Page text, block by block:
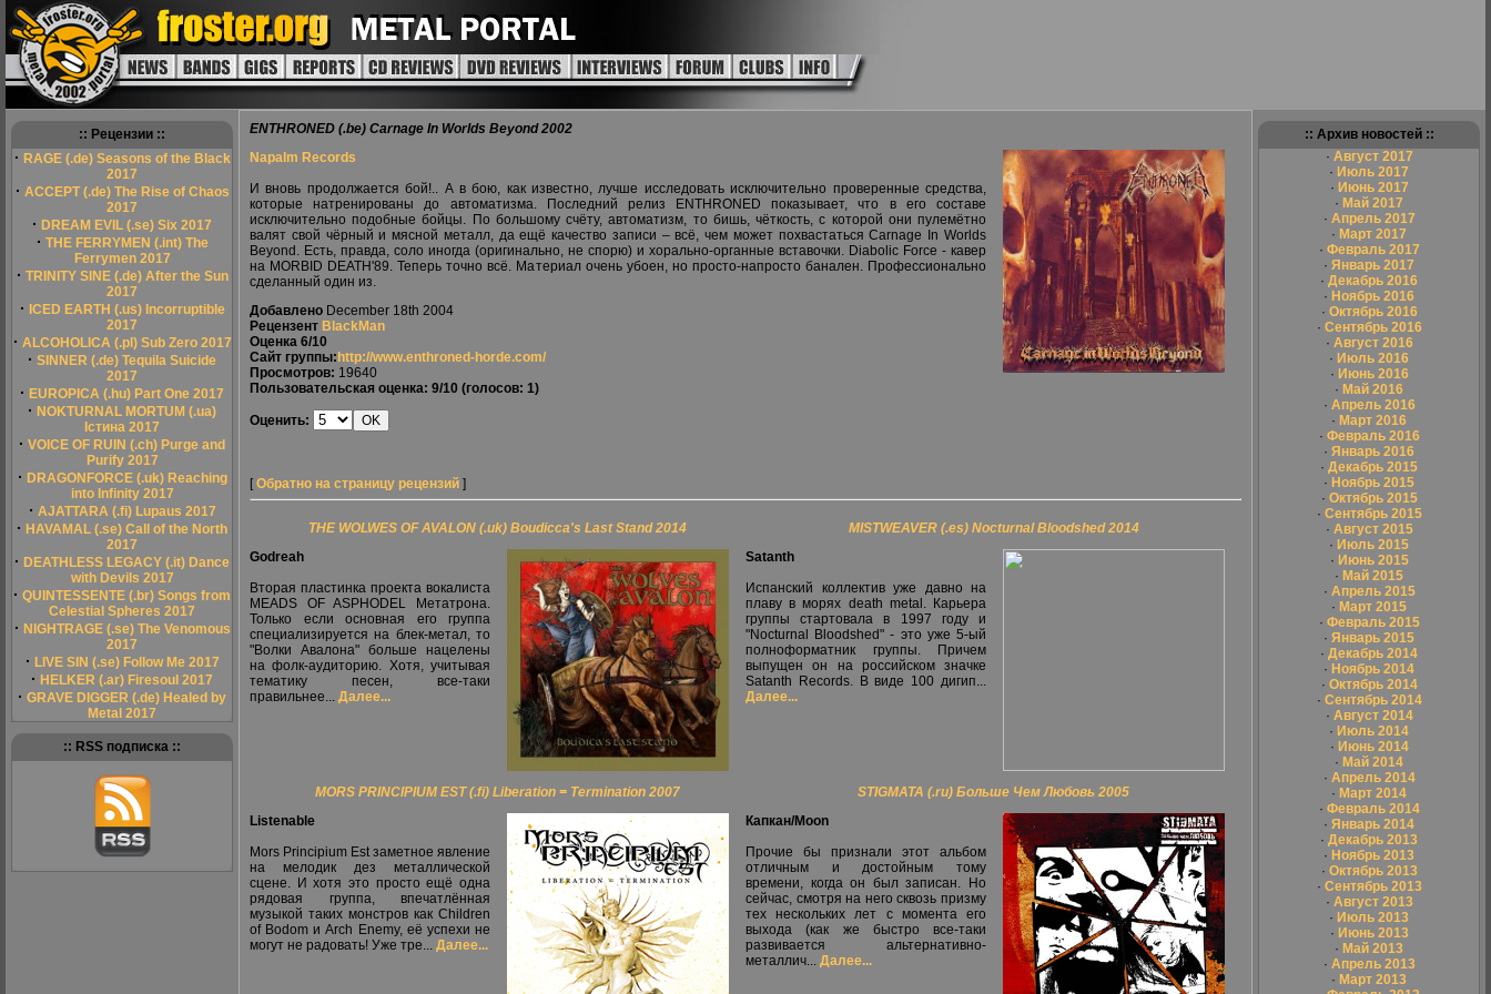
:: Рецензии ::
· RAGE (.de) Seasons of the Black
2017
· ACCEPT (.de) The Rise of Chaos
2017
· DREAM EVIL (.se) Six 2017
· THE FERRYMEN (.int) The
Ferrymen 2017
· TRINITY SINE (.de) After the Sun
2017
· ICED EARTH (.us) Incorruptible
2017
· ALCOHOLICA (.pl) Sub Zero 2017
· SINNER (.de) Tequila Suicide
2017
· EUROPICA (.hu) Part One 2017
· NOKTURNAL MORTUM (.ua)
Істина 2017
· VOICE OF RUIN (.ch) Purge and
Purify 2017
· DRAGONFORCE (.uk) Reaching
into Infinity 2017
· AJATTARA (.fi) Lupaus 2017
· HAVAMAL (.se) Call of the North
2017
· DEATHLESS LEGACY (.it) Dance
with Devils 2017
· QUINTESSENTE (.br) Songs from
Celestial Spheres 2017
· NIGHTRAGE (.se) The Venomous
2017
· LIVE SIN (.se) Follow Me 2017
· HELKER (.ar) Firesoul 2017
· GRAVE DIGGER (.de) Healed by
Metal 2017
:: RSS подписка ::
ENTHRONED (.be) Carnage In Worlds Beyond 2002
Napalm Records
И вновь продолжается бой!.. А в бою, как известно, лучше исследовать исключительно проверенные средства,
которые натренированы до автоматизма. Последний релиз ENTHRONED показывает, что в его составе
исключительно подобные бойцы. По большому счёту, автоматизм, то бишь, чёткость, с которой они пулемётно
валят свой чёрный и мясной металл, да ещё качество записи – всё, чем может похвастаться Carnage In Worlds
Beyond. Есть, правда, соло иногда (оригинально, не спорю) и хорально-органные вставочки. Diabolic Force - кавер
на MORBID DEATH'89. Теперь точно всё. Материал очень убоен, но просто-напросто банален. Профессионально
сделанный один из.
Добавлено December 18th 2004
Рецензент BlackMan
Оценка 6/10
Сайт группы: http://www.enthroned-horde.com/
Просмотров: 19640
Пользовательская оценка: 9/10 (голосов: 1)
Оценить:
[Обратно на страницу рецензий ]
THE WOLWES OF AVALON (.uk) Boudicca's Last Stand 2014
Godreah
Вторая пластинка проекта вокалиста
MEADS OF ASPHODEL Метатрона.
Только если основная его группа
специализируется на блек-метал, то
"Волки Авалона" больше нацелены
на фолк-аудиторию. Хотя, учитывая
тематику песен, все-таки
правильнее... Далее...
MISTWEAVER (.es) Nocturnal Bloodshed 2014
Satanth
Испанский коллектив уже давно на
плаву в морях death metal. Карьера
группы стартовала в 1997 году и
"Nocturnal Bloodshed" - это уже 5-ый
полноформатник группы. Причем
выпущен он на российском значке
Satanth Records. В виде 100 дигип...
Далее...
MORS PRINCIPIUM EST (.fi) Liberation = Termination 2007
Listenable
Mors Principium Est заметное явление
на мелодик дез металлической
сцене. И хотя это просто ещё одна
рядовая группа, впечатлённая
музыкой таких монстров как Children
of Bodom и Arch Enemy, её успехи не
могут не радовать! Уже тре... Далее...
STIGMATA (.ru) Больше Чем Любовь 2005
Капкан/Moon
Прочие бы признали этот альбом
отличным и достойным тому
времени, когда он был записан. Но
сейчас, смотря на него сквозь призму
тех нескольких лет с момента его
выхода (как же быстро все-таки
развивается альтернативно-
металлич... Далее...
:: Архив новостей ::
· Август 2017
· Июль 2017
· Июнь 2017
· Май 2017
· Апрель 2017
· Март 2017
· Февраль 2017
· Январь 2017
· Декабрь 2016
· Ноябрь 2016
· Октябрь 2016
· Сентябрь 2016
· Август 2016
· Июль 2016
· Июнь 2016
· Май 2016
· Апрель 2016
· Март 2016
· Февраль 2016
· Январь 2016
· Декабрь 2015
· Ноябрь 2015
· Октябрь 2015
· Сентябрь 2015
· Август 2015
· Июль 2015
· Июнь 2015
· Май 2015
· Апрель 2015
· Март 2015
· Февраль 2015
· Январь 2015
· Декабрь 2014
· Ноябрь 2014
· Октябрь 2014
· Сентябрь 2014
· Август 2014
· Июль 2014
· Июнь 2014
· Май 2014
· Апрель 2014
· Март 2014
· Февраль 2014
· Январь 2014
· Декабрь 2013
· Ноябрь 2013
· Октябрь 2013
· Сентябрь 2013
· Август 2013
· Июль 2013
· Июнь 2013
· Май 2013
· Апрель 2013
· Март 2013